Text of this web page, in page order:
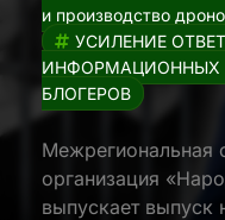
и производство
УСИЛЕНИЕ
ИНФОРМАЦИОННЫХ
БЛОГЕРОВ
Межрегиональная
организация
выпускает выпуск